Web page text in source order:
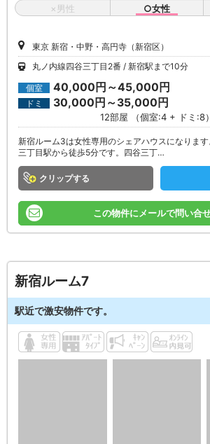
×男性 ○女性
東京 新宿・中野・高円寺（新宿区）
丸ノ内線四谷三丁目2番
新宿駅まで10分
個室 40,000円～45,000円
ドミ 30,000円～35,000円
12部屋 （個室:4 + ドミ:8）
新宿ルーム3は女性専用のシェアハウスになりま
三丁目駅から徒歩5分です。四谷三丁…
クリップ
この物件にメールで問い合
新宿ルーム7
駅近で激安物件です。